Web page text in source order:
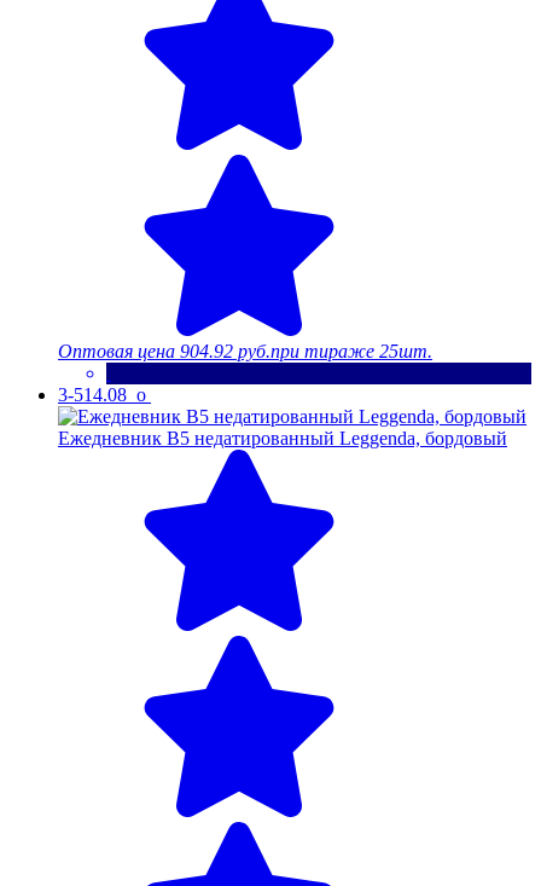
Оптовая цена 904.92 руб.при тираже 25шт.
3-514.08_o
Ежедневник В5 недатированный Leggenda, бордовый